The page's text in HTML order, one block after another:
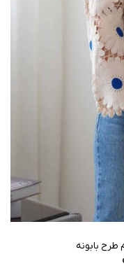
طرح بابونه